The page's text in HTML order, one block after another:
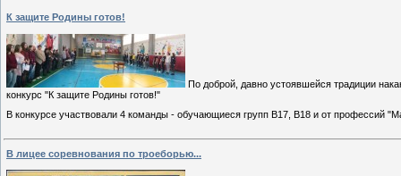
К защите Родины готов!
По доброй, давно устоявшейся традиции
конкурс "К защите Родины готов!"
В конкурсе участвовали 4 команды - обучающиеся групп В17, В18 и от профессий
В лицее соревнования по троеборью...